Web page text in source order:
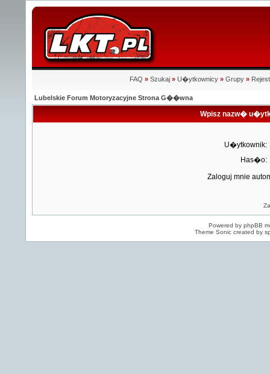
FAQ » Szukaj » U�ytkownicy » Grupy »
Lubelskie Forum Motoryzacyjne Strona G��wna
Wpisz nazw�
U�ytkownik:
Has�o:
Zaloguj mnie
Powered by phpBB
Theme Sonic created by